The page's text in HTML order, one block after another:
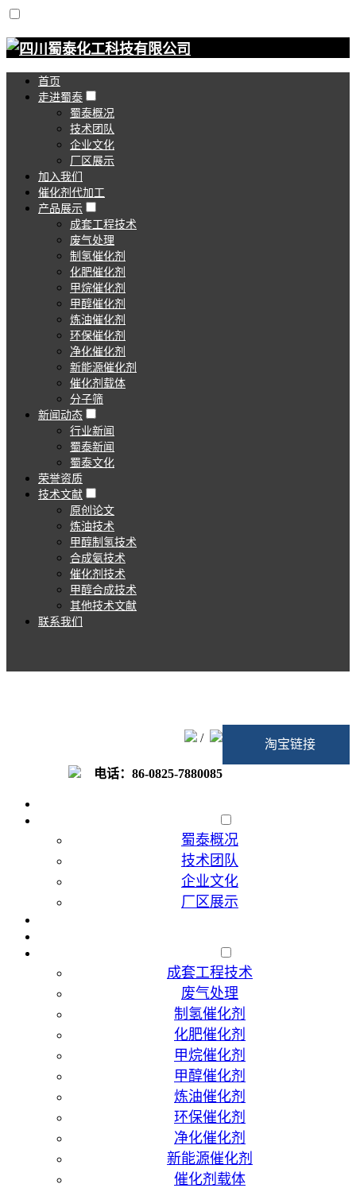
首页
走进蜀泰
蜀泰概况
技术团队
企业文化
厂区展示
加入我们
催化剂代加工
产品展示
成套工程技术
废气处理
制氢催化剂
化肥催化剂
甲烷催化剂
甲醇催化剂
炼油催化剂
环保催化剂
净化催化剂
新能源催化剂
催化剂载体
分子筛
新闻动态
行业新闻
蜀泰新闻
蜀泰文化
荣誉资质
技术文献
原创论文
炼油技术
甲醇制氢技术
合成氨技术
催化剂技术
甲醇合成技术
其他技术文献
联系我们
淘宝链接
/
电话：86-0825-7880085
蜀泰概况
技术团队
企业文化
厂区展示
成套工程技术
废气处理
制氢催化剂
化肥催化剂
甲烷催化剂
甲醇催化剂
炼油催化剂
环保催化剂
净化催化剂
新能源催化剂
催化剂载体